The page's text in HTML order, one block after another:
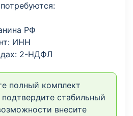
РФ
ИНН
2-НДФЛ
полный комплект
стабильный
внесите